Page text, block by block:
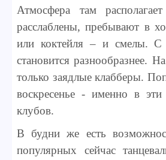
Атмосфера там
расслаблены, пребывают в
или коктейля – и смелы. С
становится разнообразнее.
только заядлые клабберы.
воскресенье - именно в
клубов.
В будни же есть
популярных сейчас